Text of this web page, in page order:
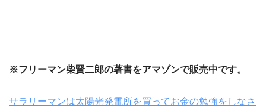
※フリーマン柴賢二郎の著書をアマゾンで販売中です。
サラリーマンは太陽光発電所を買ってお金の勉強をしなさ